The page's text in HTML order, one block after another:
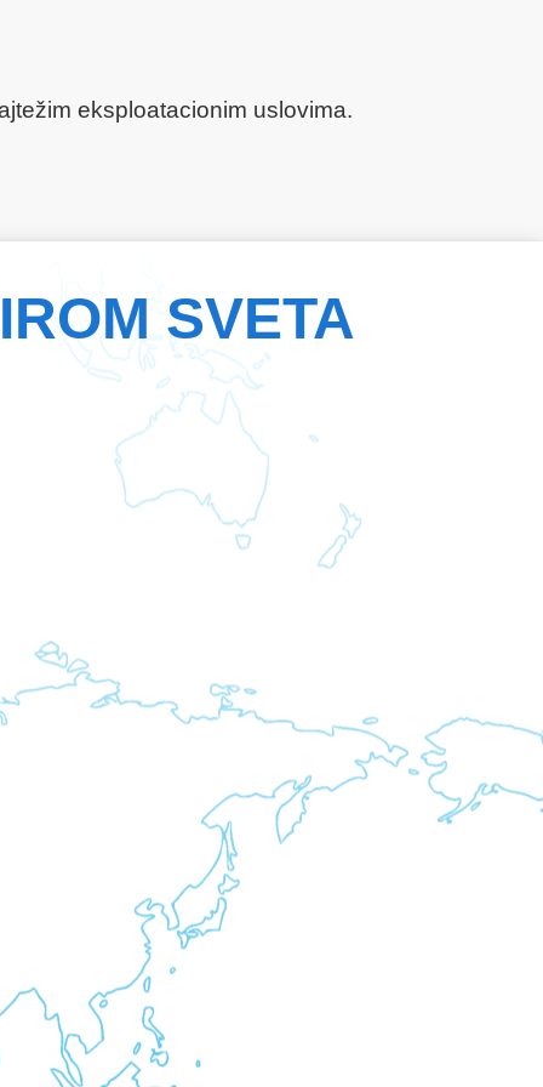
eksploatacionim uslovima.
SVETA